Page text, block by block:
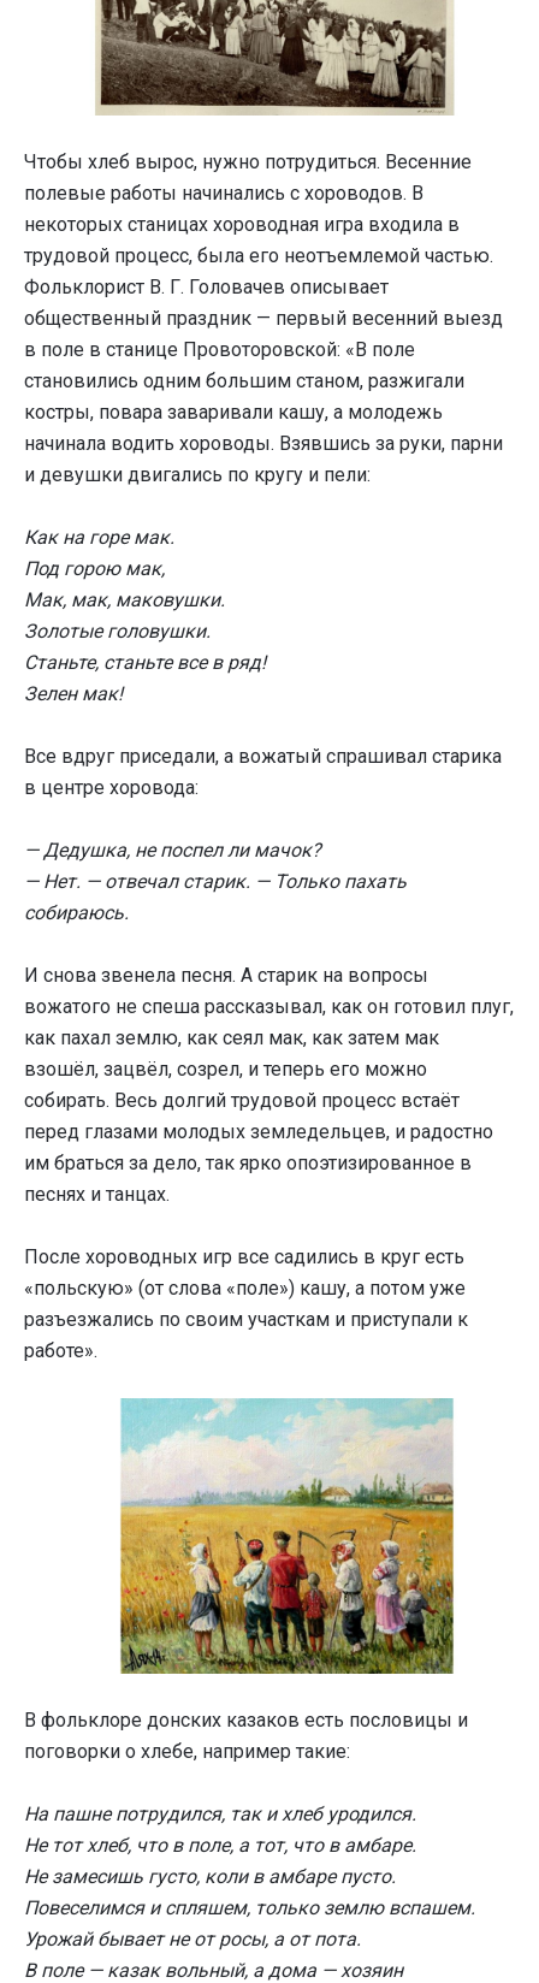
Чтобы хлеб вырос, нужно потрудиться. Весенние
полевые работы начинались с хороводов. В
некоторых станицах хороводная игра входила в
трудовой процесс, была его неотъемлемой частью.
Фольклорист В. Г. Головачев описывает
общественный праздник — первый весенний выезд
в поле в станице Провоторовской: «В поле
становились одним большим станом, разжигали
костры, повара заваривали кашу, а молодежь
начинала водить хороводы. Взявшись за руки, парни
и девушки двигались по кругу и пели:
Как на горе мак.
Под горою мак,
Мак, мак, маковушки.
Золотые головушки.
Станьте, станьте все в ряд!
Зелен мак!
Все вдруг приседали, а вожатый спрашивал старика
в центре хоровода:
— Дедушка, не поспел ли мачок?
— Нет. — отвечал старик. — Только пахать
собираюсь.
И снова звенела песня. А старик на вопросы
вожатого не спеша рассказывал, как он готовил плуг,
как пахал землю, как сеял мак, как затем мак
взошёл, зацвёл, созрел, и теперь его можно
собирать. Весь долгий трудовой процесс встаёт
перед глазами молодых земледельцев, и радостно
им браться за дело, так ярко опоэтизированное в
песнях и танцах.
После хороводных игр все садились в круг есть
«польскую» (от слова «поле») кашу, а потом уже
разъезжались по своим участкам и приступали к
работе».
В фольклоре донских казаков есть пословицы и
поговорки о хлебе, например такие:
На пашне потрудился, так и хлеб уродился.
Не тот хлеб, что в поле, а тот, что в амбаре.
Не замесишь густо, коли в амбаре пусто.
Повеселимся и спляшем, только землю вспашем.
Урожай бывает не от росы, а от пота.
В поле — казак вольный, а дома — хозяин